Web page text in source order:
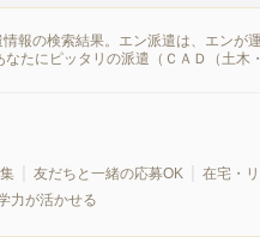
報の検索結果。エン派遣は、エン
たにピッタリの派遣（ＣＡＤ（土木
友だちと一緒の応募OK 在宅・
力が活かせる